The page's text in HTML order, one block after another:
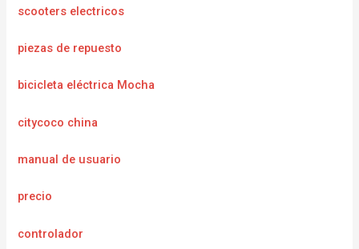
scooters electricos
piezas de repuesto
bicicleta eléctrica Mocha
citycoco china
manual de usuario
precio
controlador